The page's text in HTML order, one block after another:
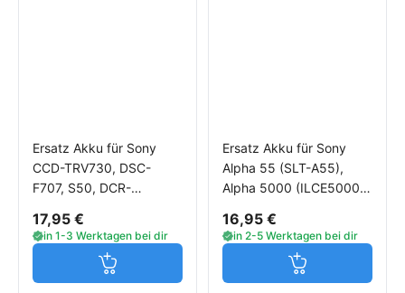
Ersatz Akku für Sony
CCD-TRV730, DSC-
F707, S50, DCR-
TRV50, GV-D1000, HDR-
HC1
17,95 €
in 1-3 Werktagen bei dir
Jetzt in den Warenkorb
Ersatz Akku für Sony
Alpha 55 (SLT-A55),
Alpha 5000 (ILCE5000),
16,95 €
in 2-5 Werktagen bei dir
Jetzt in den